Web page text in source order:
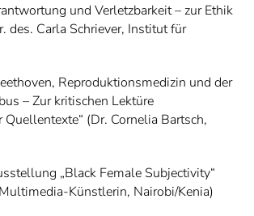
und Verletzbarkeit – zur Ethik
des. Carla Schriever, Institut für
Reproduktionsmedizin und der
– Zur kritischen Lektüre
(Dr. Cornelia Bartsch,
„Black Female Subjectivity“
Künstlerin, Nairobi/Kenia)